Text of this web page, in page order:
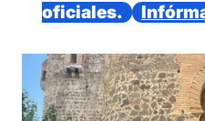
oficiales.